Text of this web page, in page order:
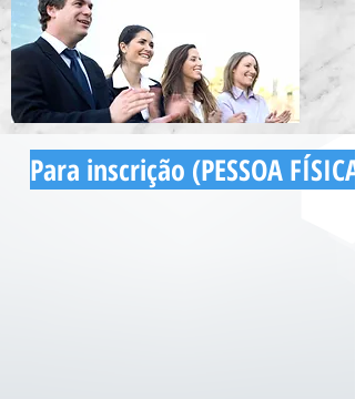
Para inscrição (PESSOA